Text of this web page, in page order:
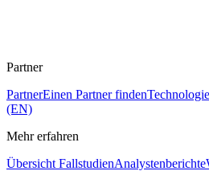
Partner
PartnerEinen Partner finden
(EN)
Mehr erfahren
Übersicht FallstudienAnalystenberichte